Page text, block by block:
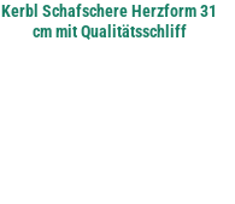
Kerbl Schafschere Herzform 31
cm mit Qualitätsschliff